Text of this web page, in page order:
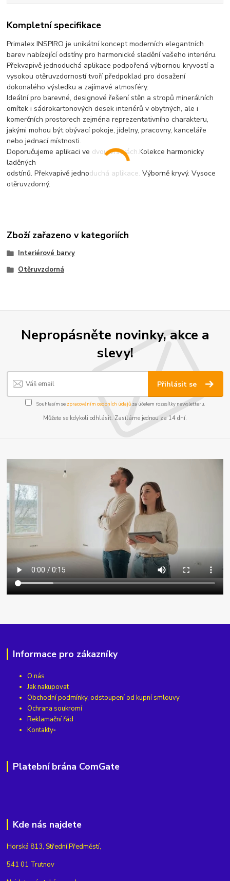
Kompletní specifikace
Primalex INSPIRO je unikátní koncept moderních elegantních
barev nabízející odstíny pro harmonické sladění vašeho interiéru.
Překvapivě jednoduchá aplikace podpořená výbornou kryvostí a
vysokou otěruvzdorností tvoří předpoklad pro dosažení
dokonalého výsledku a zajímavé atmosféry.
Ideální pro barevné, designové řešení stěn a stropů minerálních
omítek i sádrokartonových desek interiérů v obytných, ale i
komerčních prostorech zejména reprezentativního charakteru,
jakými mohou být obývací pokoje, jídelny, pracovny, kanceláře
nebo jednací místnosti.
Doporučujeme aplikaci ve dvou vrstvách.Kolekce harmonicky
laděných
odstínů. Překvapivě jednoduchá aplikace. Výborně kryvý. Vysoce
otěruvzdorný.
Zboží zařazeno v kategoriích
Interiérové barvy
Otěruvzdorná
Nepropásněte novinky, akce a
slevy!
Přihlásit se
Souhlasím se zpracováním osobních údajůza účelem rozesílky newsletteru.
Můžete se kdykoli odhlásit. Zasíláme jednou za 14 dní.
Informace pro zákazníky
O nás
Jak nakupovat
Obchodní podmínky, odstoupení od kupní smlouvy
Ochrana soukromí
Reklamační řád
Kontakty
Platební brána ComGate
Kde nás najdete
Horská 813, Střední Předměstí,
541 01 Trutnov